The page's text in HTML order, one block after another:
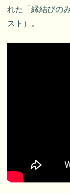
れた「縁結びの
スト）。